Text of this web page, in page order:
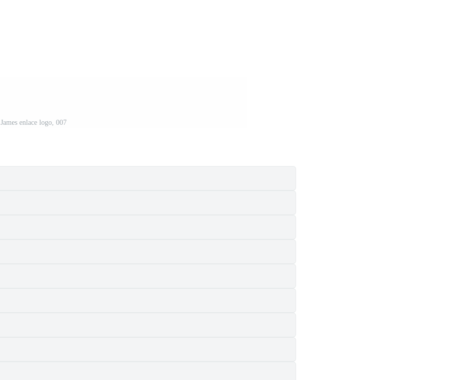
James enlace logo, 007